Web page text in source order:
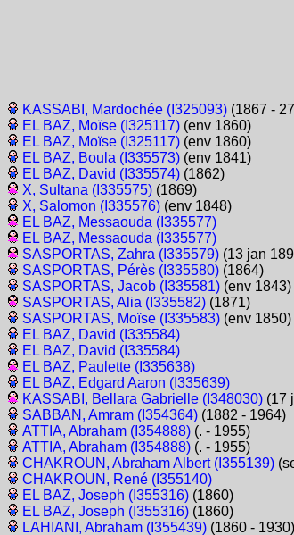
KASSABI, Mardochée (I325093)(1867 -
EL BAZ, Moïse (I325117)(env 1860)
EL BAZ, Moïse (I325117)(env 1860)
EL BAZ, Boula (I335573)(env 1841)
EL BAZ, David (I335574)(1862)
X, Sultana (I335575)(1869)
X, Salomon (I335576)(env 1848)
EL BAZ, Messaouda (I335577)
EL BAZ, Messaouda (I335577)
SASPORTAS, Zahra (I335579)(13 jan
SASPORTAS, Pérès (I335580)(1864)
SASPORTAS, Jacob (I335581)(env 1843)
SASPORTAS, Alia (I335582)(1871)
SASPORTAS, Moïse (I335583)(env 1850)
EL BAZ, David (I335584)
EL BAZ, David (I335584)
EL BAZ, Paulette (I335638)
EL BAZ, Edgard Aaron (I335639)
KASSABI, Bellara Gabrielle (I348030)(17
SABBAN, Amram (I354364)(1882 - 1964)
ATTIA, Abraham (I354888)(. - 1955)
ATTIA, Abraham (I354888)(. - 1955)
CHAKROUN, Abraham Albert (I355139)
CHAKROUN, René (I355140)
EL BAZ, Joseph (I355316)(1860)
EL BAZ, Joseph (I355316)(1860)
LAHIANI, Abraham (I355439)(1860 - 1930)